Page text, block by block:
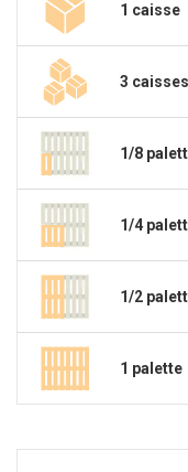
1 caisse
3 caisses
1/8
1/4
1/2
1 palette